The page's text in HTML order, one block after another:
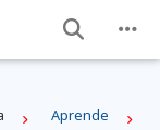
Aprende